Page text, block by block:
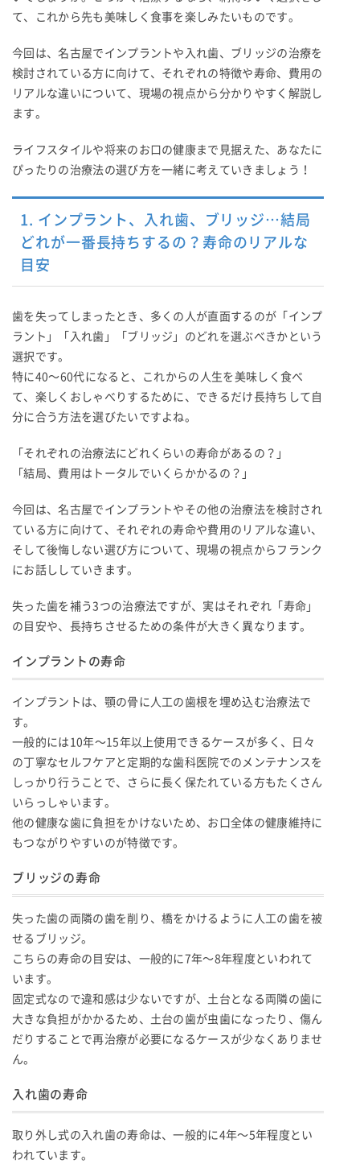
て、これから先も美味しく食事を楽しみたいものです。
今回は、名古屋でインプラントや入れ歯、ブリッジの治療を
検討されている方に向けて、それぞれの特徴や寿命、費用の
リアルな違いについて、現場の視点から分かりやすく解説し
ます。
ライフスタイルや将来のお口の健康まで見据えた、あなたに
ぴったりの治療法の選び方を一緒に考えていきましょう！
1. インプラント、入れ歯、ブリッジ…結局
どれが一番長持ちするの？寿命のリアルな
目安
歯を失ってしまったとき、多くの人が直面するのが「インプ
ラント」「入れ歯」「ブリッジ」のどれを選ぶべきかという
選択です。
特に40〜60代になると、これからの人生を美味しく食べ
て、楽しくおしゃべりするために、できるだけ長持ちして自
分に合う方法を選びたいですよね。
「それぞれの治療法にどれくらいの寿命があるの？」
「結局、費用はトータルでいくらかかるの？」
今回は、名古屋でインプラントやその他の治療法を検討され
ている方に向けて、それぞれの寿命や費用のリアルな違い、
そして後悔しない選び方について、現場の視点からフランク
にお話ししていきます。
失った歯を補う3つの治療法ですが、実はそれぞれ「寿命」
の目安や、長持ちさせるための条件が大きく異なります。
インプラントの寿命
インプラントは、顎の骨に人工の歯根を埋め込む治療法で
す。
一般的には10年〜15年以上使用できるケースが多く、日々
の丁寧なセルフケアと定期的な歯科医院でのメンテナンスを
しっかり行うことで、さらに長く保たれている方もたくさん
いらっしゃいます。
他の健康な歯に負担をかけないため、お口全体の健康維持に
もつながりやすいのが特徴です。
ブリッジの寿命
失った歯の両隣の歯を削り、橋をかけるように人工の歯を被
せるブリッジ。
こちらの寿命の目安は、一般的に7年〜8年程度といわれて
います。
固定式なので違和感は少ないですが、土台となる両隣の歯に
大きな負担がかかるため、土台の歯が虫歯になったり、傷ん
だりすることで再治療が必要になるケースが少なくありませ
ん。
入れ歯の寿命
取り外し式の入れ歯の寿命は、一般的に4年〜5年程度とい
われています。